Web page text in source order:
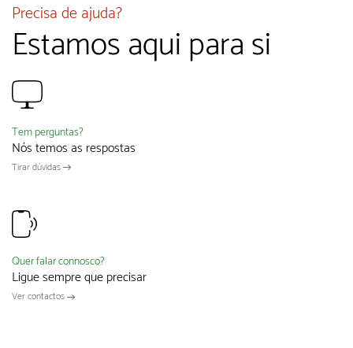
Precisa de ajuda?
Estamos aqui para si
Tem perguntas?
Nós temos as respostas
Tirar dúvidas
Quer falar connosco?
Ligue sempre que precisar
Ver contactos